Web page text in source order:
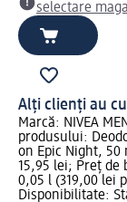
selectare
Alți clienți au
Marcă: NIVEA
produsului:
on Epic Night, 50
15,95 lei; Preț de
0,05 l (319,00 lei
Disponibilitate: